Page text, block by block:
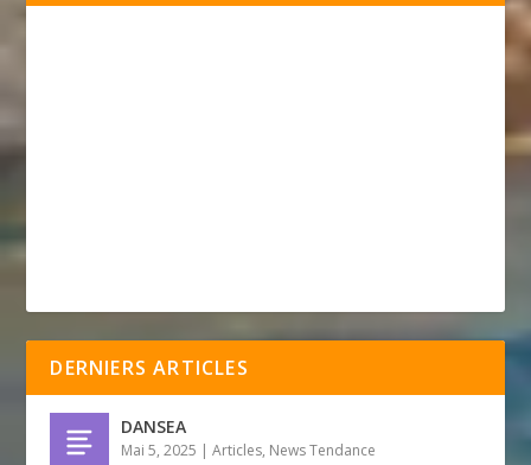
DERNIERS ARTICLES
DANSEA
Mai 5, 2025 |Articles, News Tendance